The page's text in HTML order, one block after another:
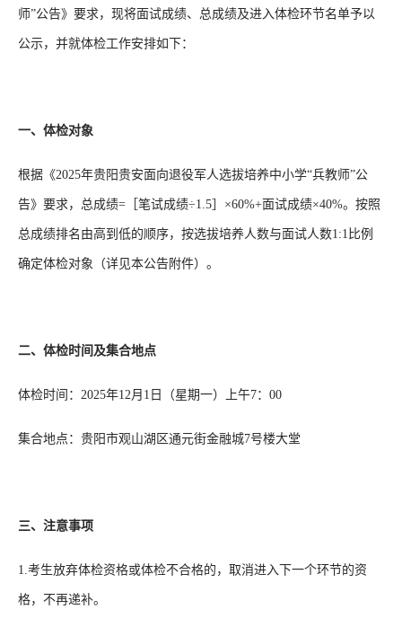
师”公告》要求，现将面试成绩、总成绩及进入体检环节名单予以
公示，并就体检工作安排如下：
一、体检对象
根据《2025年贵阳贵安面向退役军人选拔培养中小学“兵教师”公
告》要求，总成绩=［笔试成绩÷1.5］×60%+面试成绩×40%。按照
总成绩排名由高到低的顺序，按选拔培养人数与面试人数1:1比例
确定体检对象（详见本公告附件）。
二、体检时间及集合地点
体检时间：2025年12月1日（星期一）上午7：00
集合地点：贵阳市观山湖区通元街金融城7号楼大堂
三、注意事项
1.考生放弃体检资格或体检不合格的，取消进入下一个环节的资
格，不再递补。